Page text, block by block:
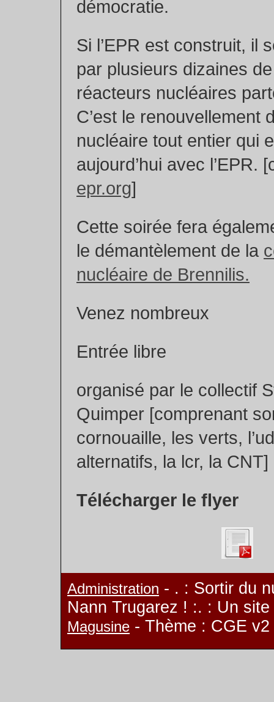
démocratie.
Si l’EPR est construit, il
par plusieurs dizaines
réacteurs nucléaires
C’est le renouvellement
nucléaire tout entier qui
aujourd’hui avec l’EPR.
epr.org]
Cette soirée fera
le démantèlement de la
nucléaire de Brennilis.
Venez nombreux
Entrée libre
organisé par le collectif
Quimper [comprenant
cornouaille, les verts,
alternatifs, la lcr, la CNT]
Télécharger le flyer
Administration - . : Sortir du
Nann Trugarez ! :. : Un
Magusine - Thème : CGE v2